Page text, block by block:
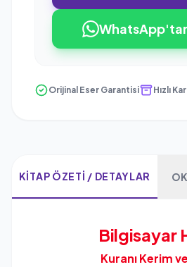
Orijinal Eser Garantisi Hızlı
KITAP ÖZETI / DETAYLAR
Bilgisayar
Kuranı Kerim